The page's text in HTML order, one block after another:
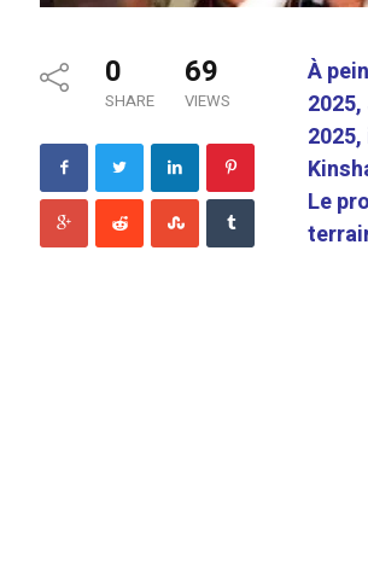
0
SHARE
69
VIEWS
À
Le